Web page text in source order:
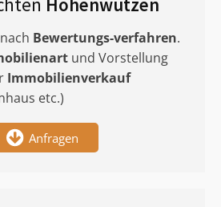
Bewertungs-verfahren.
und Vorstellung
Immobilienverkauf
etc.)
Anfragen